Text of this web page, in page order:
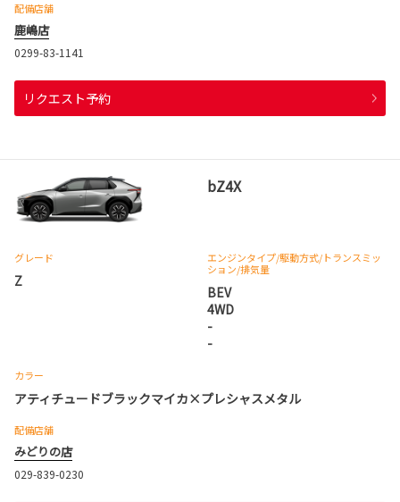
配備店舗
鹿嶋店
0299-83-1141
リクエスト予約
bZ4X
グレード
Z
エンジンタイプ/駆動方式/トランスミッ
ション/排気量
BEV
4WD
-
-
カラー
アティチュードブラックマイカ×プレシャスメタル
配備店舗
みどりの店
029-839-0230